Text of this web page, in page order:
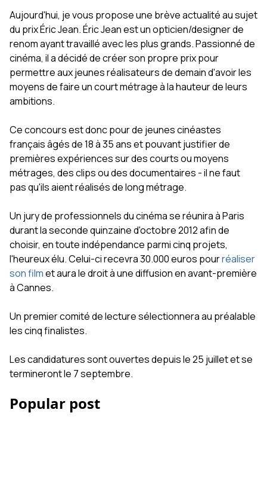
Aujourd'hui, je vous propose une brève actualité au sujet
du prix Éric Jean. Éric Jean est un opticien/designer de
renom ayant travaillé avec les plus grands. Passionné de
cinéma, il a décidé de créer son propre prix pour
permettre aux jeunes réalisateurs de demain d'avoir les
moyens de faire un court métrage à la hauteur de leurs
ambitions.
Ce concours est donc pour de jeunes cinéastes
français âgés de 18 à 35 ans et pouvant justifier de
premières expériences sur des courts ou moyens
métrages, des clips ou des documentaires - il ne faut
pas qu'ils aient réalisés de long métrage.
Un jury de professionnels du cinéma se réunira à Paris
durant la seconde quinzaine d'octobre 2012 afin de
choisir, en toute indépendance parmi cinq projets,
l'heureux élu. Celui-ci recevra 30.000 euros pourréaliser
son filmet aura le droit à une diffusion en avant-première
à Cannes.
Un premier comité de lecture sélectionnera au préalable
les cinq finalistes.
Les candidatures sont ouvertes depuis le 25 juillet et se
termineront le 7 septembre.
Popular post